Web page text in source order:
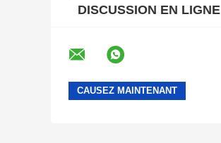
DISCUSSION EN LIGNE